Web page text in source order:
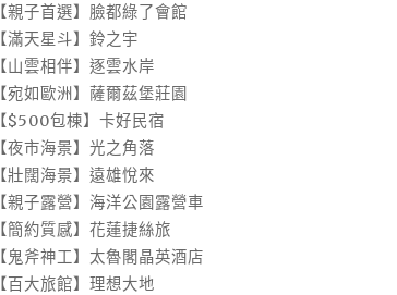
【親子首選】臉都綠了會館
【滿天星斗】鈴之宇
【山雲相伴】逐雲水岸
【宛如歐洲】薩爾茲堡莊園
【$500包棟】卡好民宿
【夜市海景】光之角落
【壯闊海景】遠雄悅來
【親子露營】海洋公園露營車
【簡約質感】花蓮捷絲旅
【鬼斧神工】太魯閣晶英酒店
【百大旅館】理想大地